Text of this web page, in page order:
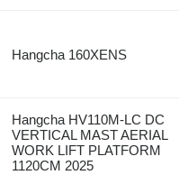
Hangcha 160XENS
Hangcha HV110M-LC DC
VERTICAL MAST AERIAL
WORK LIFT PLATFORM
1120CM 2025